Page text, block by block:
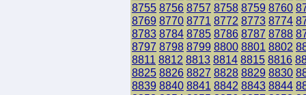
8755 8756 8757 8758 8759 8760
8769 8770 8771 8772 8773 8774
8783 8784 8785 8786 8787 8788
8797 8798 8799 8800 8801 8802
8811 8812 8813 8814 8815 8816
8825 8826 8827 8828 8829 8830
8839 8840 8841 8842 8843 8844